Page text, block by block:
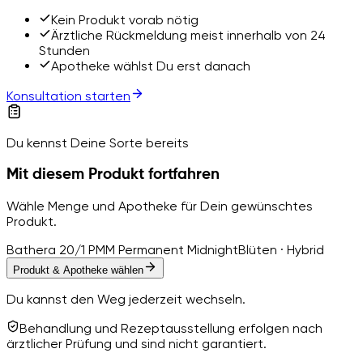
Kein Produkt vorab nötig
Ärztliche Rückmeldung meist innerhalb von 24
Stunden
Apotheke wählst Du erst danach
Konsultation starten
Du kennst Deine Sorte bereits
Mit diesem Produkt fortfahren
Wähle Menge und Apotheke für Dein gewünschtes
Produkt.
Bathera 20/1 PMM Permanent MidnightBlüten · Hybrid
Produkt & Apotheke wählen
Du kannst den Weg jederzeit wechseln.
Behandlung und Rezeptausstellung erfolgen nach
ärztlicher Prüfung und sind nicht garantiert.